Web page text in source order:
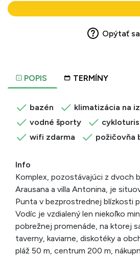
POPIS TERMÍNY
bazén
klimatizácia na
vodné športy
wifi zdarma
požičovňa
Info
Komplex, pozostávajúci z dvoch
Arausana a villa Antonina, je
Punta v bezprostrednej blízkosti
Vodíc je vzdialený len niekoľko
pobrežnej promenáde, na ktorej
taverny, kaviarne, diskotéky a
pláž 50 m, centrum 200 m,
Opýtať sa